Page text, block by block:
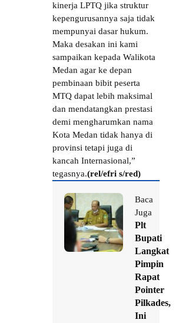
kinerja LPTQ jika struktur
kepengurusannya saja tidak
mempunyai dasar hukum.
Maka desakan ini kami
sampaikan kepada Walikota
Medan agar ke depan
pembinaan bibit peserta
MTQ dapat lebih maksimal
dan mendatangkan prestasi
demi mengharumkan nama
Kota Medan tidak hanya di
provinsi tetapi juga di
kancah Internasional,”
tegasnya.(rel/efri s/red)
Baca
Juga
Plt
Bupati
Langkat
Pimpin
Rapat
Pointer
Pilkades,
Ini